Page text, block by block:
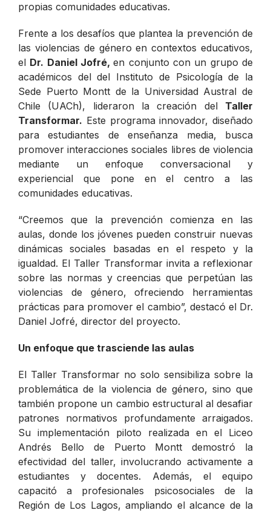
propias comunidades educativas.
Frente a los desafíos que plantea la prevención de
las violencias de género en contextos educativos,
el Dr. Daniel Jofré,en conjunto con un grupo de
académicos del del Instituto de Psicología de la
Sede Puerto Montt de la Universidad Austral de
Chile (UACh), lideraron la creación del Taller
Transformar. Este programa innovador, diseñado
para estudiantes de enseñanza media, busca
promover interacciones sociales libres de violencia
mediante un enfoque conversacional y
experiencial que pone en el centro a las
comunidades educativas.
“Creemos que la prevención comienza en las
aulas, donde los jóvenes pueden construir nuevas
dinámicas sociales basadas en el respeto y la
igualdad. El Taller Transformar invita a reflexionar
sobre las normas y creencias que perpetúan las
violencias de género, ofreciendo herramientas
prácticas para promover el cambio”, destacó el Dr.
Daniel Jofré, director del proyecto.
Un enfoque que trasciende las aulas
El Taller Transformar no solo sensibiliza sobre la
problemática de la violencia de género, sino que
también propone un cambio estructural al desafiar
patrones normativos profundamente arraigados.
Su implementación piloto realizada en el Liceo
Andrés Bello de Puerto Montt demostró la
efectividad del taller, involucrando activamente a
estudiantes y docentes. Además, el equipo
capacitó a profesionales psicosociales de la
Región de Los Lagos, ampliando el alcance de la